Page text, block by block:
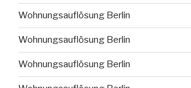
Wohnungsauflösung Berlin
Wohnungsauflösung Berlin
Wohnungsauflösung Berlin